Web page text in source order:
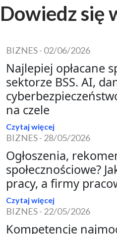
Dowiedz się
BIZNES- 02/06/2026
Najlepiej opłacane
sektorze BSS. AI,
na czele
Czytaj więcej
BIZNES- 28/05/2026
Ogłoszenia,
społecznościowe?
pracy, a firmy
Czytaj więcej
BIZNES- 22/05/2026
Kompetencje